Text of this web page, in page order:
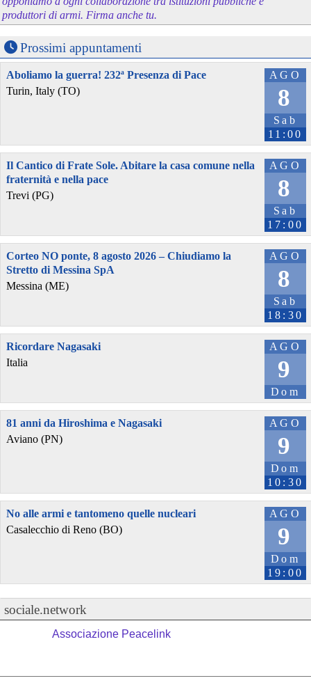
produttori di armi. Firma anche tu.
Prossimi appuntamenti
AGO
8
Sab
11:00
Aboliamo la guerra! 232ª Presenza di Pace
Turin, Italy (TO)
AGO
8
Sab
17:00
Il Cantico di Frate Sole. Abitare la casa comune nella
fraternità e nella pace
Trevi (PG)
AGO
8
Sab
18:30
Corteo NO ponte, 8 agosto 2026 – Chiudiamo la
Stretto di Messina SpA
Messina (ME)
AGO
9
Dom
Ricordare Nagasaki
Italia
AGO
9
Dom
10:30
81 anni da Hiroshima e Nagasaki
Aviano (PN)
AGO
9
Dom
19:00
No alle armi e tantomeno quelle nucleari
Casalecchio di Reno (BO)
sociale.network
Associazione Peacelink